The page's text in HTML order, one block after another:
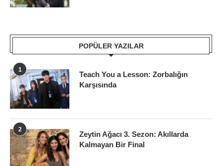
POPÜLER YAZILAR
1
Teach You a Lesson: Zorbalığın
Karşısında
2
Zeytin Ağacı 3. Sezon: Akıllarda
Kalmayan Bir Final